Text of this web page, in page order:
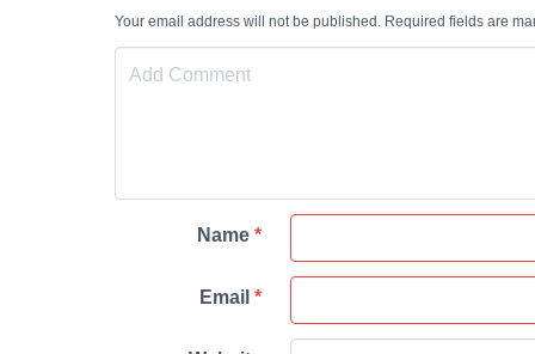
Your email address will not be published. Required fields are
Name *
Email *